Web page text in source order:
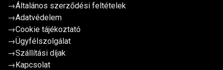
→Általános szerződési feltételek
→Adatvédelem
→Cookie tájékoztató
→Ügyfélszolgálat
→Szállítási díjak
→Kapcsolat